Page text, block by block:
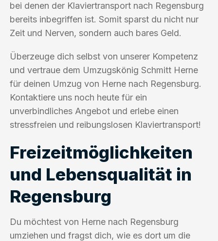
bei denen der Klaviertransport nach Regensburg
bereits inbegriffen ist. Somit sparst du nicht nur
Zeit und Nerven, sondern auch bares Geld.
Überzeuge dich selbst von unserer Kompetenz
und vertraue dem Umzugskönig Schmitt Herne
für deinen Umzug von Herne nach Regensburg.
Kontaktiere uns noch heute für ein
unverbindliches Angebot und erlebe einen
stressfreien und reibungslosen Klaviertransport!
Freizeitmöglichkeiten
und Lebensqualität in
Regensburg
Du möchtest von Herne nach Regensburg
umziehen und fragst dich, wie es dort um die